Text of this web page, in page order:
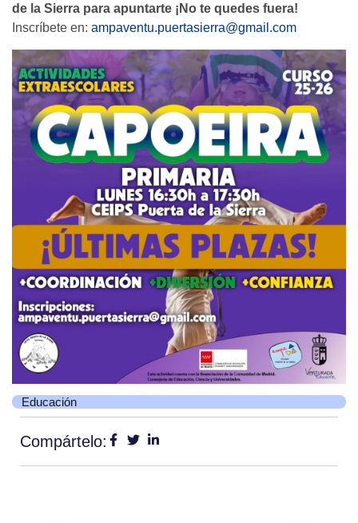
de la Sierra para apuntarte ¡No te quedes fuera!
Inscríbete en: ampaventu.puertasierra@gmail.com
Educación
Compártelo: